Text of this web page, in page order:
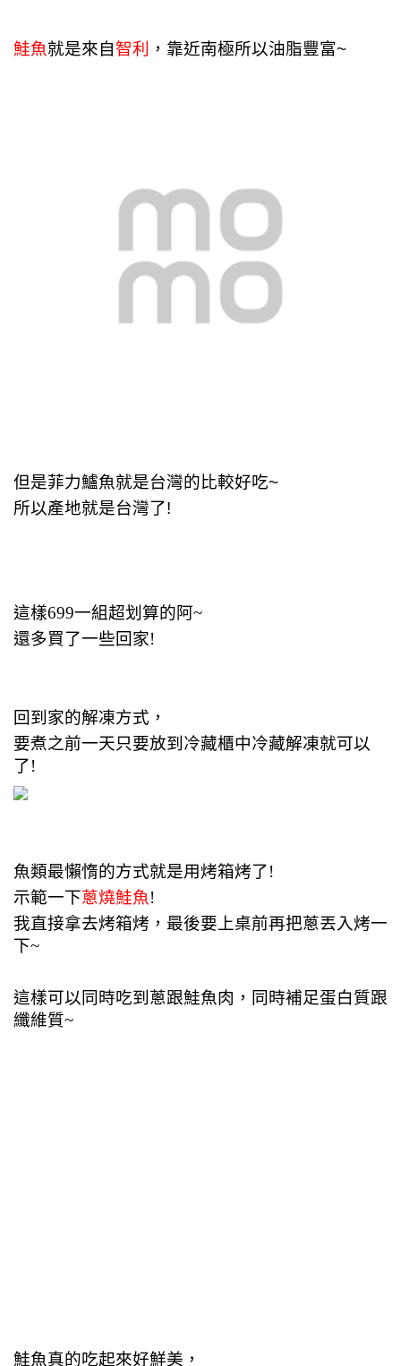
鮭魚就是來自智利 ，靠近南極所以油脂豐富~
但是菲力鱸魚就是台灣的 比較好吃~
所以產地就是台灣了!
這樣699一組超划算的阿~
還多買了一些回家!
回到家的解凍方式，
要煮之前一天只要放到冷藏櫃中冷藏解凍就可以
了!
魚類最懶惰的方式就是用烤箱烤了!
示範一下蔥燒鮭魚!
我直接拿去烤箱烤，最後要上桌前再把蔥丟入烤一
下~
這樣可以同時吃到蔥跟鮭魚肉，同時補足蛋白質跟
纖維質~
鮭魚真的吃起來好鮮美，